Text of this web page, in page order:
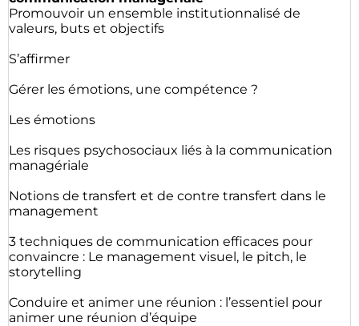
Promouvoir un ensemble institutionnalisé de
valeurs, buts et objectifs
S’affirmer
Gérer les émotions, une compétence ?
Les émotions
Les risques psychosociaux liés à la communication
managériale
Notions de transfert et de contre transfert dans le
management
3 techniques de communication efficaces pour
convaincre : Le management visuel, le pitch, le
storytelling
Conduire et animer une réunion : l’essentiel pour
animer une réunion d’équipe